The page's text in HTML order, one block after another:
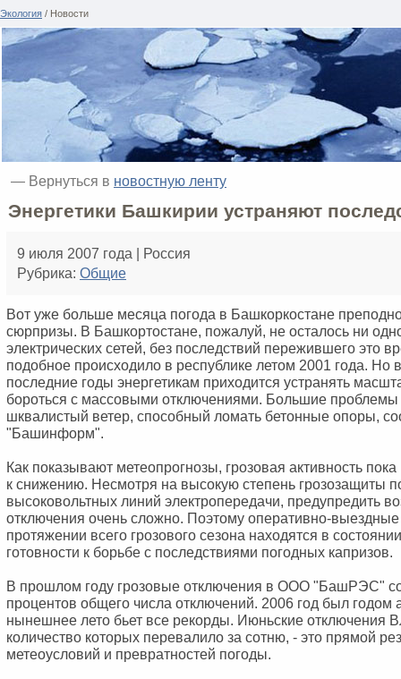
Экология / Новости
— Вернуться в новостную ленту
Энергетики Башкирии устраняют
9 июля 2007 года | Россия
Рубрика: Общие
Вот уже больше месяца погода в Башкоркостане
сюрпризы. В Башкортостане, пожалуй, не осталось ни
электрических сетей, без последствий пережившего это
подобное происходило в республике летом 2001 года. Но
последние годы энергетикам приходится устранять
бороться с массовыми отключениями. Большие проблемы
шквалистый ветер, способный ломать бетонные опоры,
"Башинформ".
Как показывают метеопрогнозы, грозовая активность
к снижению. Несмотря на высокую степень грозозащиты
высоковольтных линий электропередачи, предупредить
отключения очень сложно. Поэтому оперативно-
протяжении всего грозового сезона находятся в
готовности к борьбе с последствиями погодных капризов.
В прошлом году грозовые отключения в ООО "БашРЭС"
процентов общего числа отключений. 2006 год был годом
нынешнее лето бьет все рекорды. Июньские отключения
количество которых перевалило за сотню, - это прямой
метеоусловий и превратностей погоды.